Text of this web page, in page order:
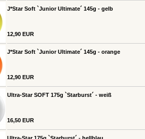
J*Star Soft `Junior Ultimate´ 145g - gelb
12,90 EUR
J*Star Soft `Junior Ultimate´ 145g - orange
12,90 EUR
Ultra-Star SOFT 175g `Starburst´ - weiß
16,50 EUR